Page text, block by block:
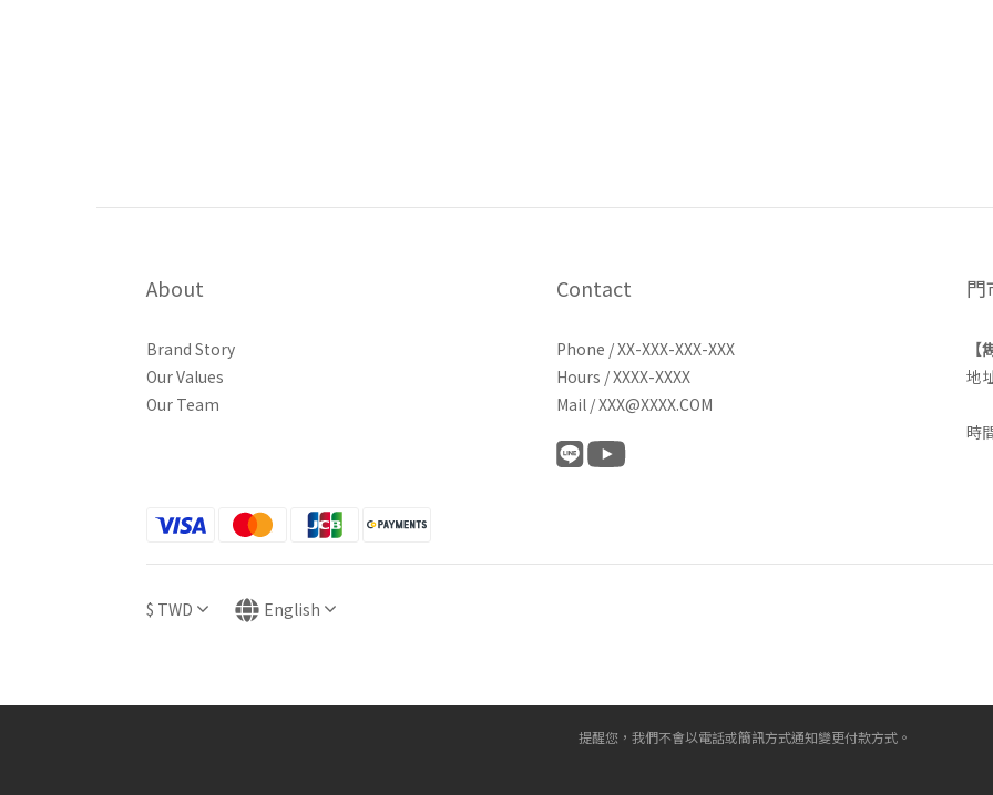
About
Brand Story
Our Values
Our Team
Contact
Phone / XX-XXX-XXX-XXX
Hours / XXXX-XXXX
Mail / XXX@XXXX.COM
門
地
時
$ TWD English
提醒您，我們不會以電話或簡訊方式通知變更付款方式。